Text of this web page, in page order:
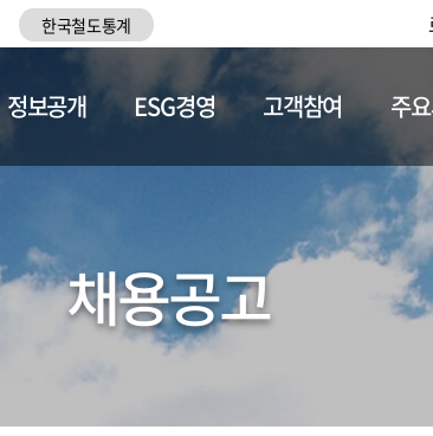
한국철도통계
채용정보
정보공개 ESG경영 고객참여 주
채용공고